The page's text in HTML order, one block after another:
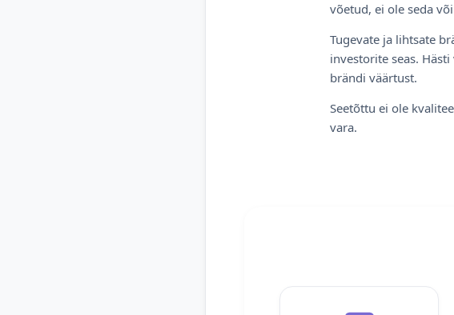
võetud, ei ole seda
Tugevate ja lihtsate
investorite seas.
brändi väärtust.
Seetõttu ei ole
vara.